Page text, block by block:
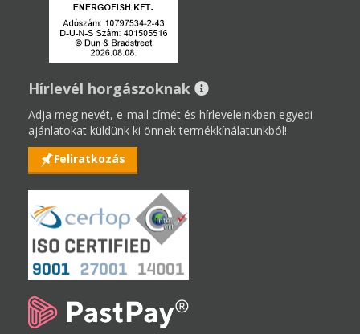
Hírlevél horgászoknak
Adja meg nevét, e-mail címét és hírleveleinkben egyedi
ajánlatokat küldünk ki önnek termékkínálatunkból!
Feliratkozás